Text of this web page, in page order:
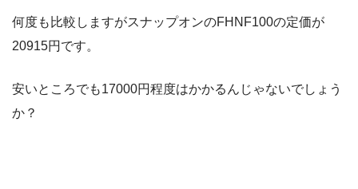
何度も比較しますがスナップオンのFHNF100の定価が
20915円です。
安いところでも17000円程度はかかるんじゃないでしょう
か？